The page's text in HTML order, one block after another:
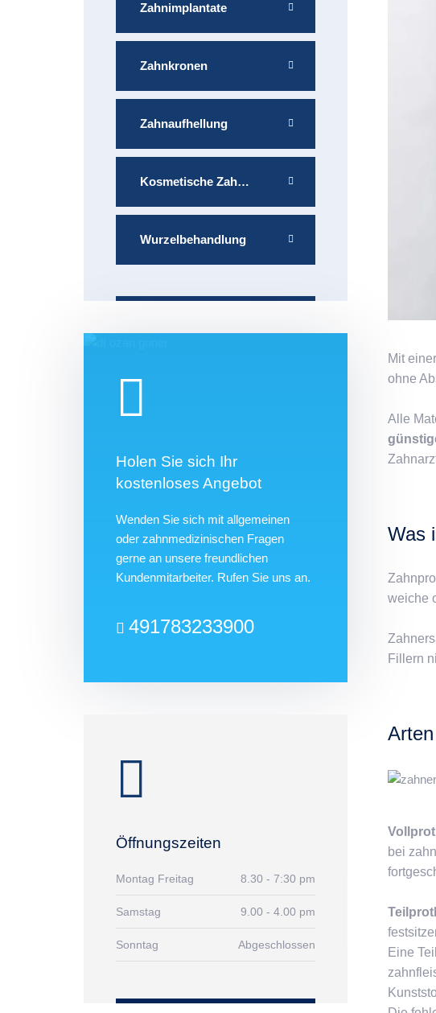
Mit
ohne
Alle
Was
weiche
Fillern
bei
Eine
Zahnimplantate
Zahnkronen
Zahnaufhellung
Kosmetische Zahnmedizin
Wurzelbehandlung
Holen Sie sich Ihr
kostenloses Angebot
Wenden Sie sich mit allgemeinen
oder zahnmedizinischen Fragen
gerne an unsere freundlichen
Kundenmitarbeiter. Rufen Sie uns an.
491783233900
Öffnungszeiten
Montag Freitag 8.30 - 7:30 pm
Samstag 9.00 - 4.00 pm
Sonntag Abgeschlossen